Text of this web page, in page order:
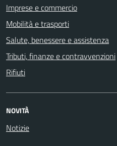
Imprese e commercio
Mobilità e trasporti
Salute, benessere e assistenza
Tributi, finanze e contravvenzioni
Rifiuti
NOVITÀ
Notizie